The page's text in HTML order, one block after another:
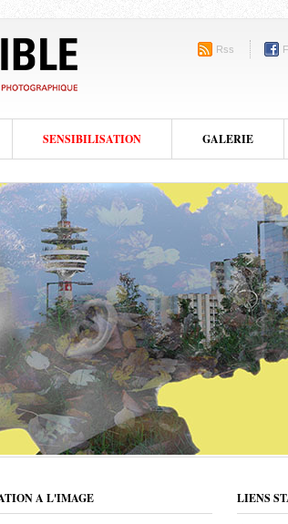
Rss
SENSIBILISATION GALERIE
A L'IMAGE LIENS